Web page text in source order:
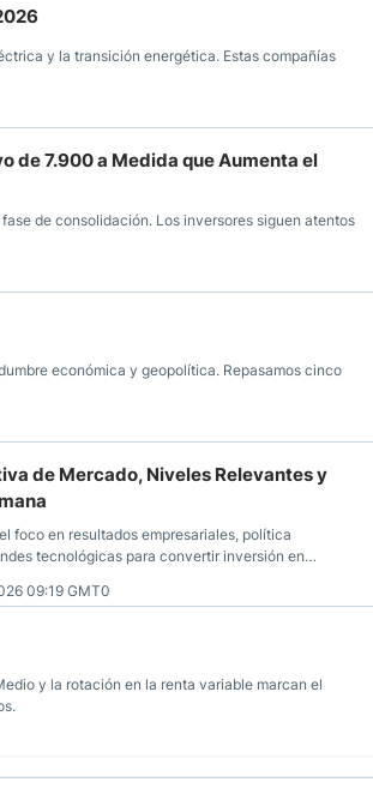
y la transición energética. Estas compañías
de 7.900 a Medida que Aumenta el
de consolidación. Los inversores siguen atentos
económica y geopolítica. Repasamos cinco
de Mercado, Niveles Relevantes y
foco en resultados empresariales, política
tecnológicas para convertir inversión en
09:19 GMT0
y la rotación en la renta variable marcan el